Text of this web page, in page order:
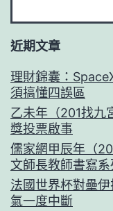
近期文章
理財錦囊：
須搞懂四誤區
乙未年（201找九
獎投票啟事
儒家網甲辰年（
文師長教師書寫系
法國世界杯對壘
氣一度中斷